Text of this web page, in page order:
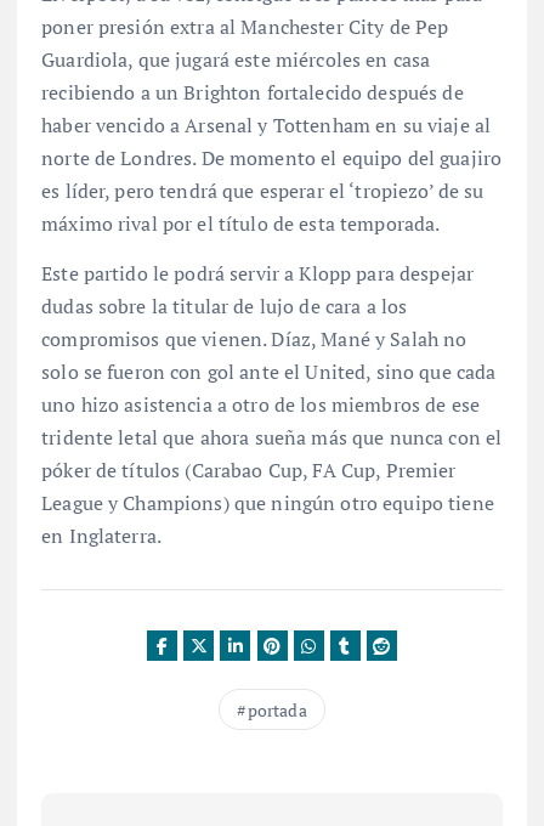
poner presión extra al Manchester City de Pep
Guardiola, que jugará este miércoles en casa
recibiendo a un Brighton fortalecido después de
haber vencido a Arsenal y Tottenham en su viaje al
norte de Londres. De momento el equipo del guajiro
es líder, pero tendrá que esperar el ‘tropiezo’ de su
máximo rival por el título de esta temporada.
Este partido le podrá servir a Klopp para despejar
dudas sobre la titular de lujo de cara a los
compromisos que vienen. Díaz, Mané y Salah no
solo se fueron con gol ante el United, sino que cada
uno hizo asistencia a otro de los miembros de ese
tridente letal que ahora sueña más que nunca con el
póker de títulos (Carabao Cup, FA Cup, Premier
League y Champions) que ningún otro equipo tiene
en Inglaterra.
portada